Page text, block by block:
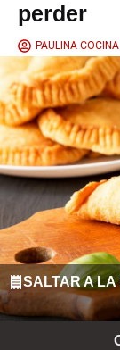
perder
PAULINA COCINA
SALTAR A LA